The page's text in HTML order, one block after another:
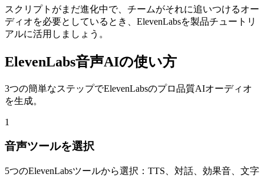
スクリプトがまだ進化中で、チームがそれに追いつけるオー
ディオを必要としているとき、ElevenLabsを製品チュートリ
アルに活用しましょう。
ElevenLabs音声AIの使い方
3つの簡単なステップでElevenLabsのプロ品質AIオーディオ
を生成。
1
音声ツールを選択
5つのElevenLabsツールから選択：TTS、対話、効果音、文字